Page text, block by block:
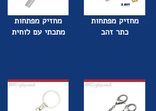
מחזיק מפתחות
כתר זהב
מחזיק מפתחות
מתכתי עם לוחית